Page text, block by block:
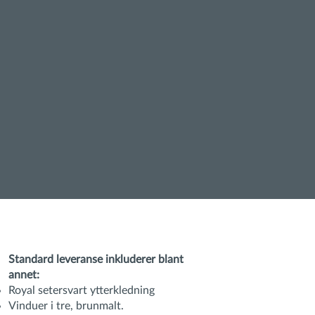
Standard leveranse inkluderer blant
annet:
Royal setersvart ytterkledning
Vinduer i tre, brunmalt.